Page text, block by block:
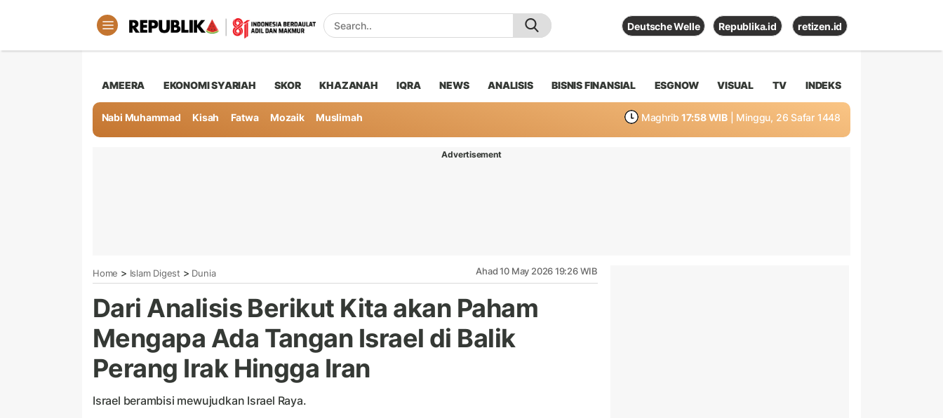
Deutsche Welle Republika.id retizen.id
AMEERA EKONOMI SYARIAH SKOR KHAZANAH IQRA NEWS ANALISIS BISNIS FINANSIAL ESGNOW VISUAL TV INDEKS
Nabi Muhammad Kisah Fatwa Mozaik Muslimah Maghrib 17:58 WIB | Minggu, 26 Safar 1448
Advertisement
Home > Islam Digest > Dunia Ahad 10 May 2026 19:26 WIB
Dari Analisis Berikut Kita akan Paham
Mengapa Ada Tangan Israel di Balik
Perang Irak Hingga Iran
Israel berambisi mewujudkan Israel Raya.